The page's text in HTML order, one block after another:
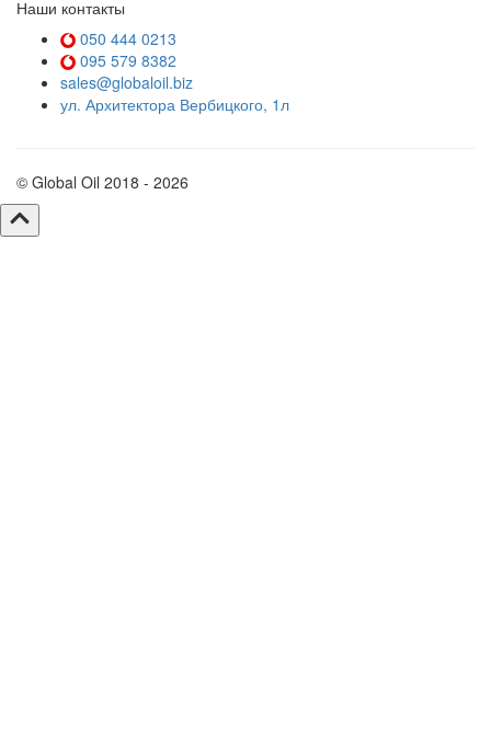
Наши контакты
050 444 0213
095 579 8382
sales@globaloil.biz
ул. Архитектора Вербицкого, 1л
© Global Oil 2018 - 2026